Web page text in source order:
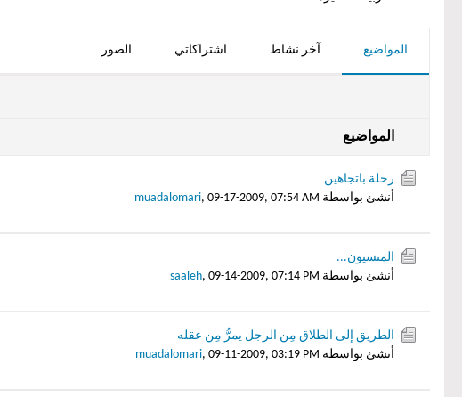
المواضيع آخر نشاط اشتراكاتي الصور
المواضيع
رحلة باتجاهين
أنشئ بواسطة
muadalomari, 09-17-2009, 07:54 AM
المنسيون...
أنشئ بواسطة
saaleh, 09-14-2009, 07:14 PM
الطريق إلى الطلاق مِن الرجل يمرُّ مِن عقله
أنشئ بواسطة
muadalomari, 09-11-2009, 03:19 PM